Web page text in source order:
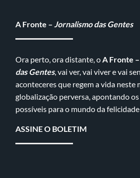
A Fronte – Jornalismo das Gentes
Ora perto, ora distante, oA Fronte –
das Gentes, vai ver, vai viver e vai
aconteceres que regem a vida neste
globalização perversa, apontando
possíveis para o mundo da
ASSINE O BOLETIM